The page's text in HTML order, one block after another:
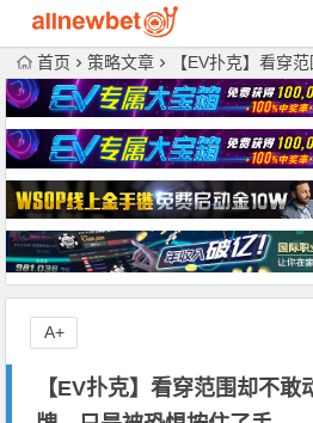
首页 策略文章 【EV扑克】看穿范围却不
【EV扑克】看穿范围却不
A+